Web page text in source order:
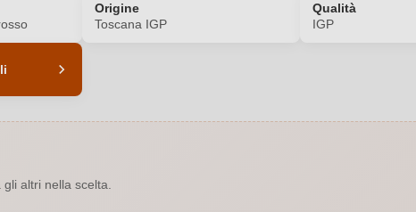
Origine
Toscana IGP
Qualità
IGP
altri nella scelta.